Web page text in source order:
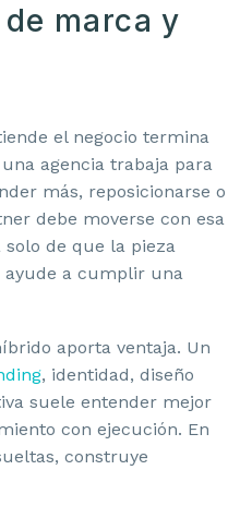
marca y
el negocio termina
agencia trabaja para
más, reposicionarse o
debe moverse con esa
de que la pieza
ayude a cumplir una
aporta ventaja. Un
, identidad, diseño
suele entender mejor
con ejecución. En
construye